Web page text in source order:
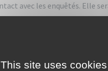
avec les enquêtés. Elle
Elles ne
This site uses